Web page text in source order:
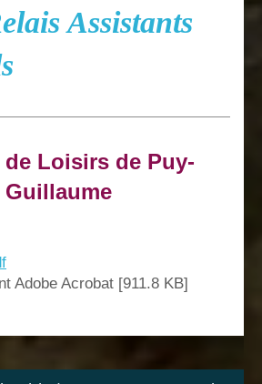
Assistants
Loisirs de Puy-
Guillaume
Adobe Acrobat [911.8 KB]